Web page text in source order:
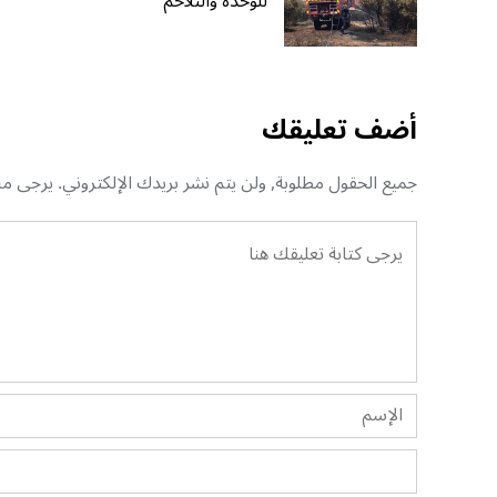
أضف تعليقك
جميع الحقول مطلوبة, ولن يتم نشر بريدك الإلكتروني. يرجى